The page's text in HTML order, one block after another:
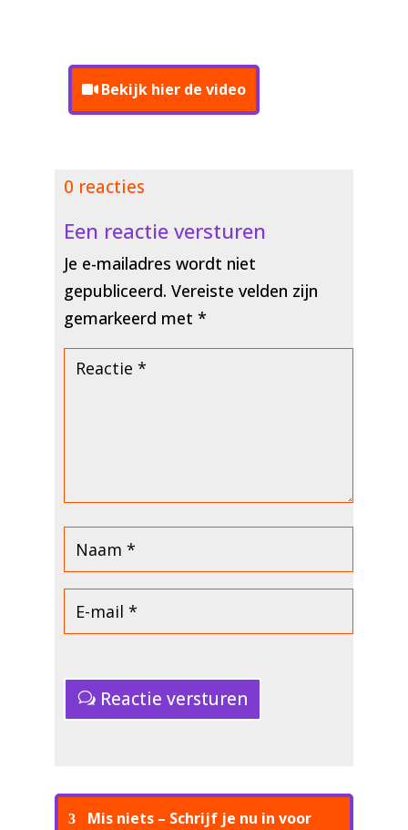
Bekijk hier de video
0 reacties
Een reactie versturen
Je e-mailadres wordt niet
gepubliceerd. Vereiste velden zijn
gemarkeerd met *
Reactie versturen
Mis niets – Schrijf je nu in voor